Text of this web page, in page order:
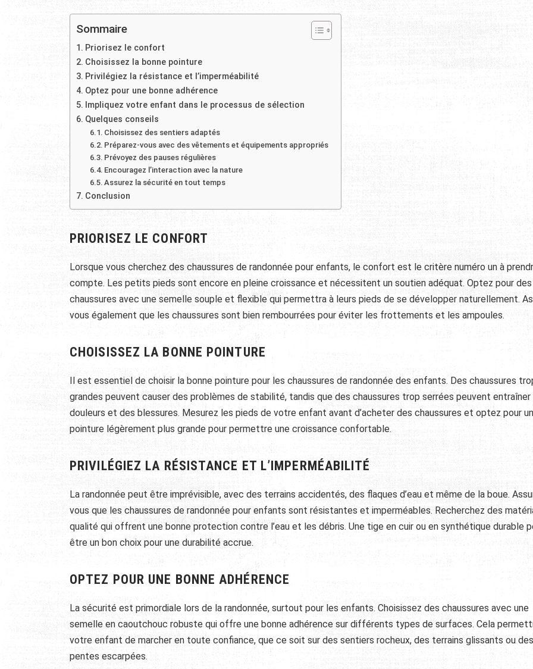
Sommaire
Priorisez le confort
Choisissez la bonne pointure
Privilégiez la résistance et l’imperméabilité
Optez pour une bonne adhérence
Impliquez votre enfant dans le processus de sélection
Quelques conseils
Choisissez des sentiers adaptés
Préparez-vous avec des vêtements et équipements appropriés
Prévoyez des pauses régulières
Encouragez l’interaction avec la nature
Assurez la sécurité en tout temps
Conclusion
PRIORISEZ LE CONFORT
Lorsque vous cherchez des chaussures de randonnée pour enfants, le confort est le critère numéro un à
compte. Les petits pieds sont encore en pleine croissance et nécessitent un soutien adéquat. Optez pour des
chaussures avec une semelle souple et flexible qui permettra à leurs pieds de se développer naturellement.
vous également que les chaussures sont bien rembourrées pour éviter les frottements et les ampoules.
CHOISISSEZ LA BONNE POINTURE
Il est essentiel de choisir la bonne pointure pour les chaussures de randonnée des enfants. Des chaussures
grandes peuvent causer des problèmes de stabilité, tandis que des chaussures trop serrées peuvent entraîner
douleurs et des blessures. Mesurez les pieds de votre enfant avant d’acheter des chaussures et optez pour
pointure légèrement plus grande pour permettre une croissance confortable.
PRIVILÉGIEZ LA RÉSISTANCE ET L’IMPERMÉABILITÉ
La randonnée peut être imprévisible, avec des terrains accidentés, des flaques d’eau et même de la boue.
vous que les chaussures de randonnée pour enfants sont résistantes et imperméables. Recherchez des
qualité qui offrent une bonne protection contre l’eau et les débris. Une tige en cuir ou en synthétique durable
être un bon choix pour une durabilité accrue.
OPTEZ POUR UNE BONNE ADHÉRENCE
La sécurité est primordiale lors de la randonnée, surtout pour les enfants. Choisissez des chaussures avec une
semelle en caoutchouc robuste qui offre une bonne adhérence sur différents types de surfaces. Cela
votre enfant de marcher en toute confiance, que ce soit sur des sentiers rocheux, des terrains glissants ou des
pentes escarpées.